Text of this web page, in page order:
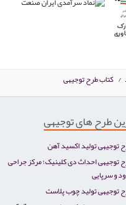
/ کتاب طرح توجیهی
طرح های توجیهی
توجیهی تولید اکسید آهن
توجیهی احداث دی کلینیک؛ مرکز جراحی
و سرپایی
توجیهی تولید چوب پلاست